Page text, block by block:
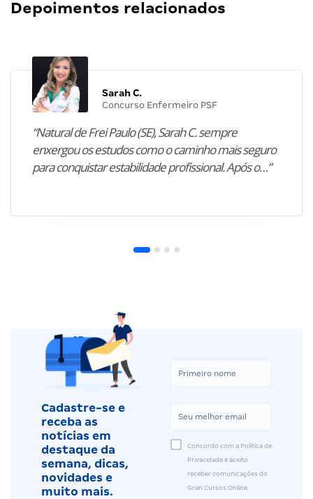
Depoimentos relacionados
Sarah C.
Concurso Enfermeiro PSF
“Natural de Frei Paulo (SE), Sarah C. sempre
enxergou os estudos como o caminho mais seguro
para conquistar estabilidade profissional. Após o…”
Cadastre-se e
receba as
notícias em
destaque da
semana, dicas,
novidades e
muito mais.
Concordo com a Política de
Privacidade e aceito
receber comunicações do
Gran Cursos Online.